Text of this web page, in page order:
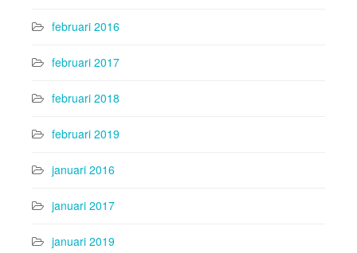
februari 2016
februari 2017
februari 2018
februari 2019
januari 2016
januari 2017
januari 2019